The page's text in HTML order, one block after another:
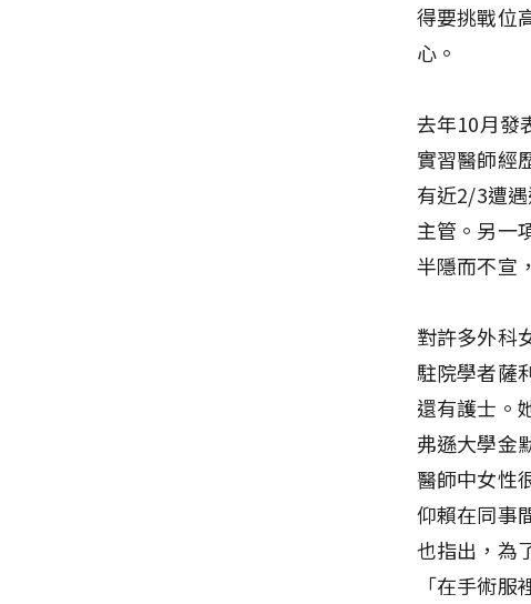
得要挑戰位
心。
去年10月發
實習醫師經
有近2/3遭
主管。另一
半隱而不宣
對許多外科
駐院學者薩
還有護士。
弗遜大學金
醫師中女性
仰賴在同事
也指出，為
「在手術